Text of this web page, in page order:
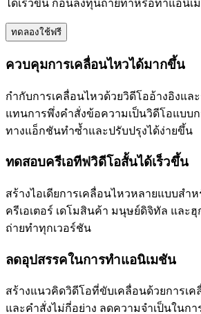
ได้เร็วขึ้น ก่อนลงทุนถ่ายทำหรือทำแอนิเ
ทดลองใช้ฟรี
ควบคุมการเคลื่อนไหวได้มากขึ้น
กำกับการเคลื่อนไหวด้วยวิดีโออ้างอิงแล
แทนการพึ่งคำสั่งข้อความเป็นวิดีโอแบบ
ทางแอ็กชันทำซ้ำและปรับปรุงได้ง่ายขึ้น
ทดสอบครีเอทีฟวิดีโอสั้นได้เร็วขึ้น
สร้างไอเดียการเคลื่อนไหวหลายแบบสำ
ครีเอเตอร์ เดโมสินค้า มนุษย์ดิจิทัล และฮุ
ถ่ายทำทุกเวอร์ชัน
ลดอุปสรรคในการทำแอนิเมชัน
สร้างแนวคิดวิดีโอที่ขับเคลื่อนด้วยการเ
และคำสั่งไม่กี่อย่าง ลดความจำเป็นในกา